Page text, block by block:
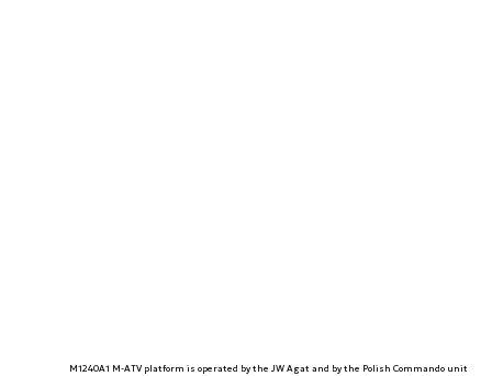
M1240A1 M-ATV platform is operated by the JW Agat and by the Polish Commando unit